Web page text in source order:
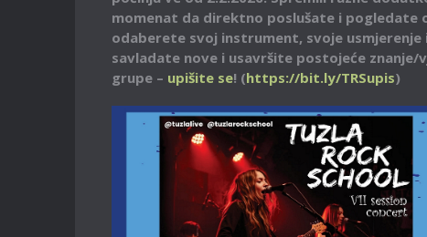
momenat da direktno poslušate i pogledate
odaberete svoj instrument, svoje
savladate nove i usavršite postojeće
grupe – upišite se! (https://bit.ly/TRSupis)